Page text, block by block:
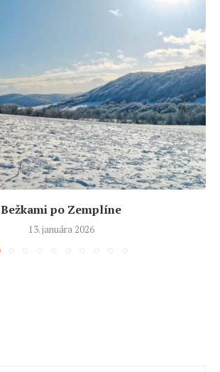
Bežkami po Zemplíne
13. januára 2026